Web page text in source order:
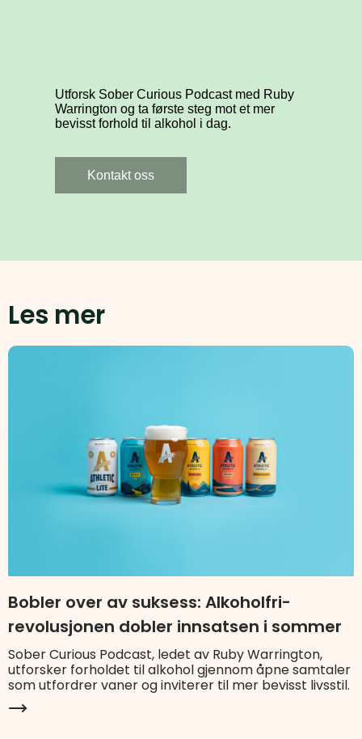
Utforsk Sober Curious Podcast med Ruby
Warrington og ta første steg mot et mer
bevisst forhold til alkohol i dag.
Kontakt oss
Les mer
Bobler over av suksess: Alkoholfri-
revolusjonen dobler innsatsen i sommer
Sober Curious Podcast, ledet av Ruby Warrington,
utforsker forholdet til alkohol gjennom åpne samtaler
som utfordrer vaner og inviterer til mer bevisst livsstil.